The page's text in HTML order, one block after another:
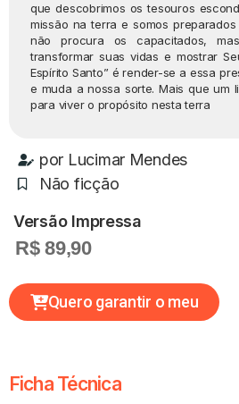
que descobrimos os tesouros
missão na terra e somos
não procura os capacitados,
transformar suas vidas e mostrar
Espírito Santo” é render-se a essa
e muda a nossa sorte. Mais que um
para viver o propósito nesta terra
por Lucimar Mendes
Não ficção
Versão Impressa
R$ 89,90
Quero garantir o meu
Ficha Técnica